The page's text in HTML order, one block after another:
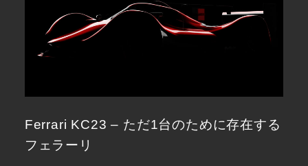
Ferrari KC23 – ただ1台のために存在する
フェラーリ